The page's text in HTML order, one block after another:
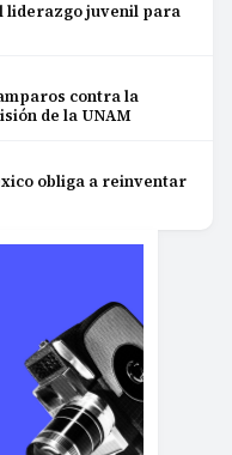
liderazgo juvenil para
contra la
de la UNAM
obliga a reinventar